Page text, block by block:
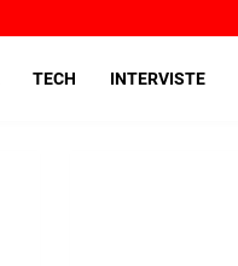
TECH INTERVISTE